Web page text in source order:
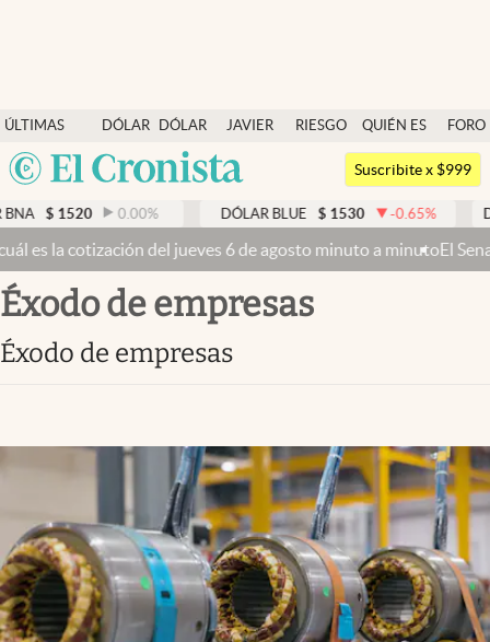
ÚLTIMAS
NOTICIAS
DÓLAR
DÓLAR
BLUE
JAVIER
RIESGO
QUIÉN ES
QUIÉN
FORO
Argentina
México
Dólar
Members
Economía y Política
Finanzas y Mercados
Mercados Online
Clase
Clima
Mundial 2026
Suscribite x $999
0.00 % DÓLAR BLUE $ 1530 -0.65% DÓLAR TARJETA
6 de agosto minuto a minutoEl Senado busca aprobar la Ley de
Éxodo de empresas
Éxodo de empresas